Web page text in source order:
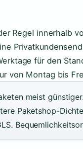
Regel innerhalb
für den
von Montag bis
meist
Paketshop-